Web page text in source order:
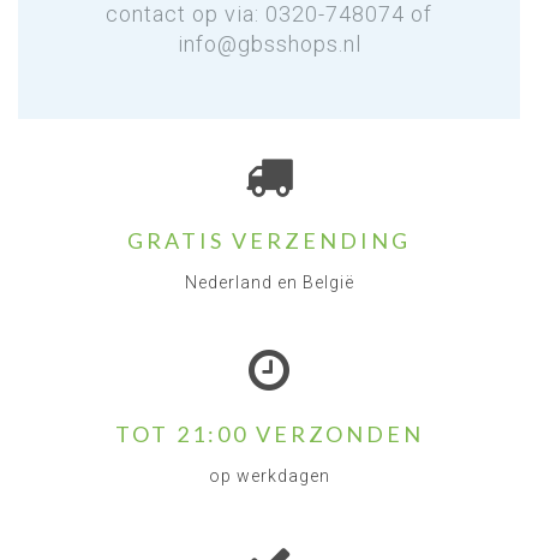
contact op via: 0320-748074 of
info@gbsshops.nl
GRATIS VERZENDING
Nederland en België
TOT 21:00 VERZONDEN
op werkdagen